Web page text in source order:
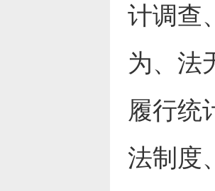
计调查
为、法
履行统
法制度